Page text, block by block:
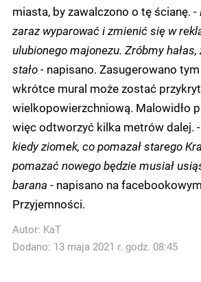
miasta, by zawalczono o tę ścianę. -
zaraz wyparować i zmienić się w
ulubionego majonezu. Zróbmy
stało - napisano. Zasugerowano
wkrótce mural może zostać
wielkopowierzchniową. Malowidło
więc odtworzyć kilka metrów dalej.
kiedy ziomek, co pomazał starego
pomazać nowego będzie musiał
barana - napisano na
Przyjemności.
Autor: KaT
Dodano: 13 maja 2021 r. godz. 08:45